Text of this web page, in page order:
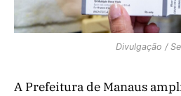
Divulgação /
A Prefeitura de Manaus